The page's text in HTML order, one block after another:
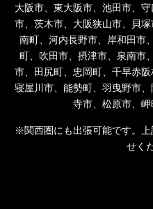
大阪市、東大阪市、池田市、
市、茨木市、大阪狭山市、貝
南町、河内長野市、岸和田市
町、吹田市、摂津市、泉南市
市、田尻町、忠岡町、千早赤阪
寝屋川市、能勢町、羽曳野市
寺市、松原市、
※関西圏にも出張可能です。
せく